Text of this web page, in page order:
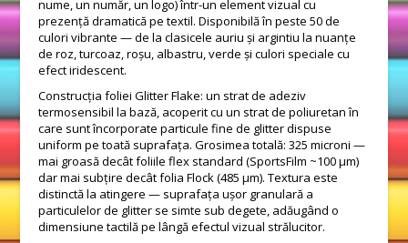
nume, un număr, un logo) într-un element vizual cu
prezență dramatică pe textil. Disponibilă în peste 50 de
culori vibrante — de la clasicele auriu și argintiu la nuanțe
de roz, turcoaz, roșu, albastru, verde și culori speciale cu
efect iridescent.
Construcția foliei Glitter Flake: un strat de adeziv
termosensibil la bază, acoperit cu un strat de poliuretan în
care sunt încorporate particule fine de glitter dispuse
uniform pe toată suprafața. Grosimea totală: 325 microni —
mai groasă decât foliile flex standard (SportsFilm ~100 μm)
dar mai subțire decât folia Flock (485 μm). Textura este
distinctă la atingere — suprafața ușor granulară a
particulelor de glitter se simte sub degete, adăugând o
dimensiune tactilă pe lângă efectul vizual strălucitor.